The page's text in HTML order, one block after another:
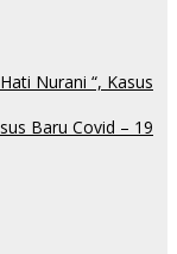
Nurani “, Kasus
Baru Covid – 19